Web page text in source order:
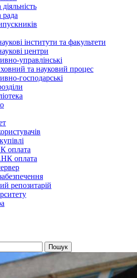
рада
інститути та факультети
центри
управлінські
та науковий процес
господарські
оплата
репозитарій
Пошук